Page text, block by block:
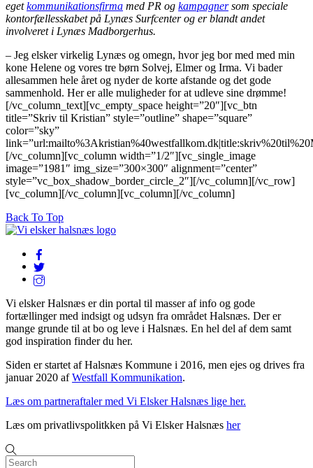
egetkommunikationsfirma med PR og kampagnersom speciale
kontorfællesskabet på Lynæs Surfcenter og er blandt andet
involveret i Lynæs Madborgerhus.
– Jeg elsker virkelig Lynæs og omegn, hvor jeg bor med med min
kone Helene og vores tre børn Solvej, Elmer og Irma. Vi bader
allesammen hele året og nyder de korte afstande og det gode
sammenhold. Her er alle muligheder for at udleve sine drømme!
[/vc_column_text][vc_empty_space height=”20″][vc_btn
title=”Skriv til Kristian” style=”outline” shape=”square”
color=”sky”
[/vc_column][vc_column width=”1/2″][vc_single_image
image=”1981″ img_size=”300×300″ alignment=”center”
style=”vc_box_shadow_border_circle_2″][/vc_column][/vc_row]
[vc_column][/vc_column][vc_column][/vc_column]
Back To Top
Vi elsker Halsnæs er din portal til masser af info og gode
fortællinger med indsigt og udsyn fra området Halsnæs. Der er
mange grunde til at bo og leve i Halsnæs. En hel del af dem samt
god inspiration finder du her.
Siden er startet af Halsnæs Kommune i 2016, men ejes og drives fra
januar 2020 afWestfall Kommunikation.
Læs om partneraftaler med Vi Elsker Halsnæs lige her.
Læs om privatlivspolitkken på Vi Elsker Halsnæs her